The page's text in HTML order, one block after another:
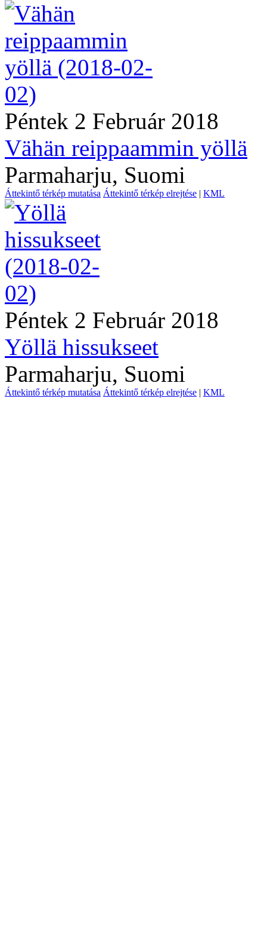
Péntek 2 Február 2018
Vähän reippaammin yöllä
Parmaharju, Suomi
Áttekintő térkép mutatása Áttekintő térkép elrejtése | KML
Péntek 2 Február 2018
Yöllä hissukseet
Parmaharju, Suomi
Áttekintő térkép mutatása Áttekintő térkép elrejtése | KML